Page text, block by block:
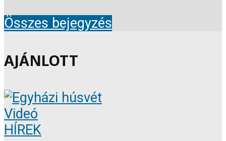
Összes bejegyzés
AJÁNLOTT
Videó
HÍREK